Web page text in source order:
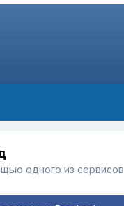
одного из сервисов